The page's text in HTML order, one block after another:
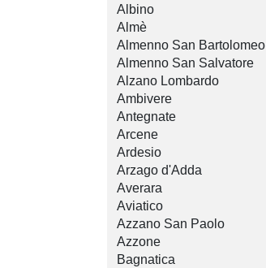
Albino
Almè
Almenno San Bartolomeo
Almenno San Salvatore
Alzano Lombardo
Ambivere
Antegnate
Arcene
Ardesio
Arzago d'Adda
Averara
Aviatico
Azzano San Paolo
Azzone
Bagnatica